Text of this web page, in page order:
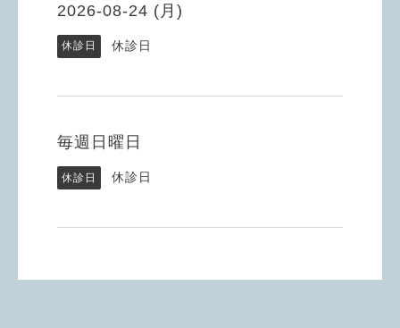
2026-08-24 (月)
休診日 休診日
毎週日曜日
休診日 休診日